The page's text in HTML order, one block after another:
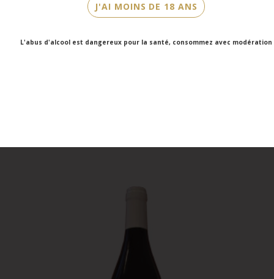
J'AI MOINS DE 18 ANS
L'abus d'alcool est dangereux pour la santé, consommez avec modération
Contenance
collect (cave
Faubourg Saint-
Victor Hugo)